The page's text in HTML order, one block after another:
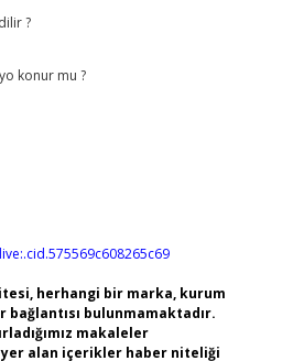
?
konur mu ?
herhangi bir marka, kurum
bulunmamaktadır.
makaleler
yer alan içerikler haber niteliği